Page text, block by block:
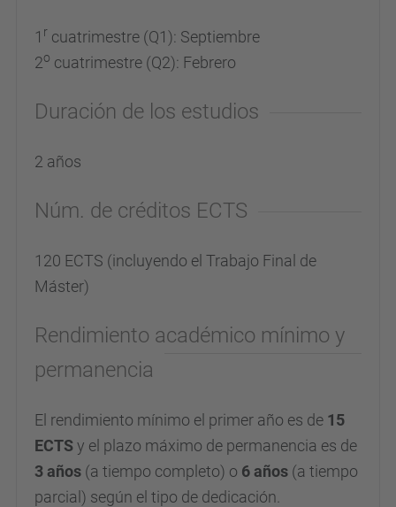
1 r cuatrimestre (Q1): Septiembre
2o cuatrimestre (Q2): Febrero
Duración de los estudios
2 años
Núm. de créditos ECTS
120 ECTS (incluyendo el Trabajo Final de
Máster)
Rendimiento académico mínimo y
permanencia
El rendimiento mínimo el primer año es de 15
ECTSy el plazo máximo de permanencia es de
3 años (a tiempo completo) o 6 años (a tiempo
parcial) según el tipo de dedicación.